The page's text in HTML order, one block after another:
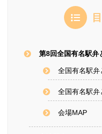
第8回全国有名駅弁
全国有名駅
全国有名駅
会場MAP